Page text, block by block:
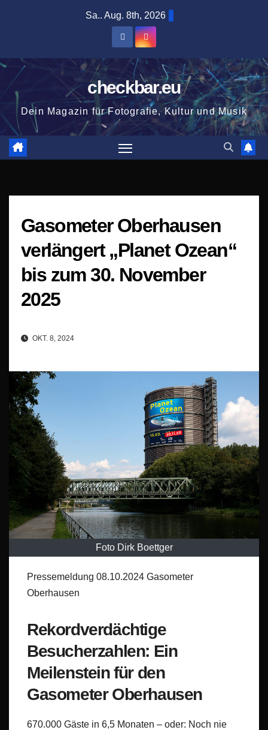
Sa.. Aug. 8th, 2026
checkbar.eu
Dein Magazin für Fotografie, Kultur und Musik
Gasometer Oberhausen
verlängert „Planet Ozean“
bis zum 30. November
2025
OKT. 8, 2024
Foto Dirk Boettger
Pressemeldung 08.10.2024 Gasometer
Oberhausen
Rekordverdächtige
Besucherzahlen: Ein
Meilenstein für den
Gasometer Oberhausen
670.000 Gäste in 6,5 Monaten – oder: Noch nie